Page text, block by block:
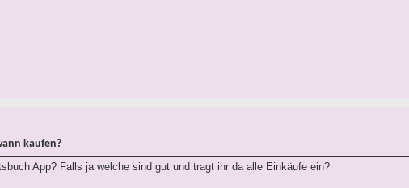
kaufen?
App? Falls ja welche sind gut und tragt ihr da alle Einkäufe ein?